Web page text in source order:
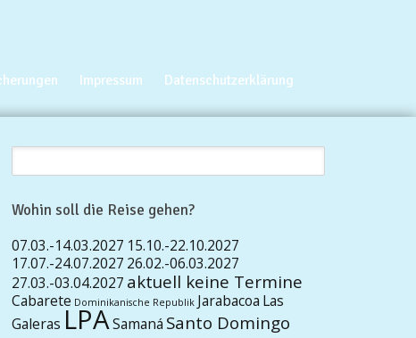
Impressum Datenschutzerklärung
Wohin soll die Reise gehen?
07.03.-14.03.2027 15.10.-22.10.2027
17.07.-24.07.2027 26.02.-06.03.2027
27.03.-03.04.2027 aktuell keine Termine
Cabarete Dominikanische Republik Jarabacoa Las
Galeras LPASamaná Santo Domingo